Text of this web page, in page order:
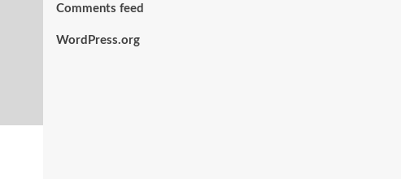
Comments feed
WordPress.org